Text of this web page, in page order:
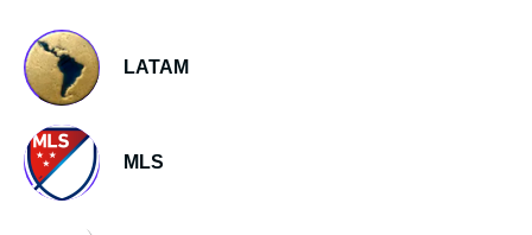
LATAM
MLS